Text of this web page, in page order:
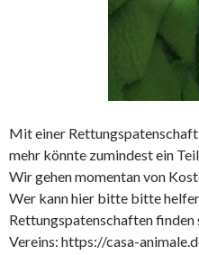
Mit einer
mehr könnte zumindest ein
Wir gehen momentan von
Wer kann hier bitte bitte
Rettungspatenschaften finden
Vereins: https://casa-